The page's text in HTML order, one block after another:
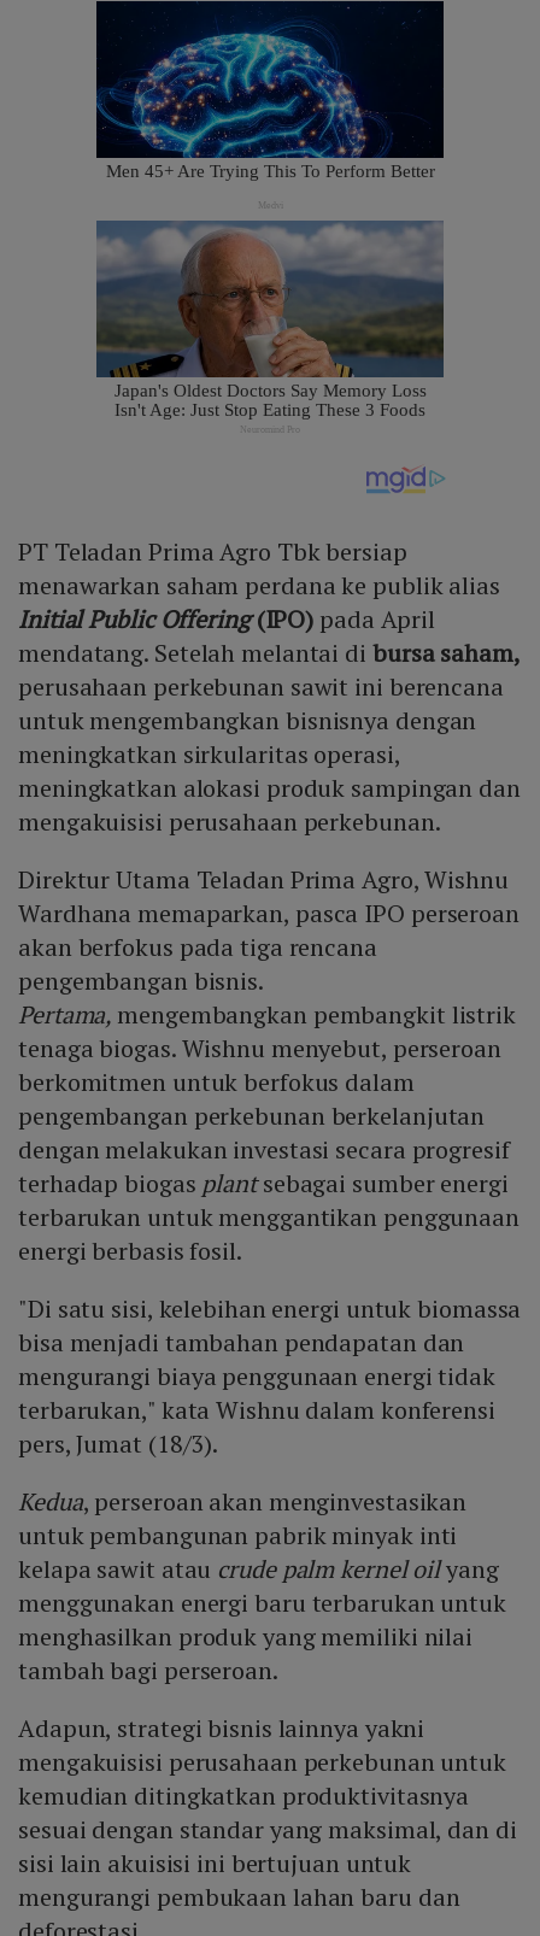
PT Teladan Prima Agro Tbk bersiap
menawarkan saham perdana ke publik alias
Initial Public Offering(IPO) pada April
mendatang. Setelah melantai di bursa saham,
perusahaan perkebunan sawit ini berencana
untuk mengembangkan bisnisnya dengan
meningkatkan sirkularitas operasi,
meningkatkan alokasi produk sampingan dan
mengakuisisi perusahaan perkebunan.
Direktur Utama Teladan Prima Agro, Wishnu
Wardhana memaparkan, pasca IPO perseroan
akan berfokus pada tiga rencana
pengembangan bisnis.
Pertama, mengembangkan pembangkit listrik
tenaga biogas. Wishnu menyebut, perseroan
berkomitmen untuk berfokus dalam
pengembangan perkebunan berkelanjutan
dengan melakukan investasi secara progresif
terhadap biogas plantsebagai sumber energi
terbarukan untuk menggantikan penggunaan
energi berbasis fosil.
"Di satu sisi, kelebihan energi untuk biomassa
bisa menjadi tambahan pendapatan dan
mengurangi biaya penggunaan energi tidak
terbarukan," kata Wishnu dalam konferensi
pers, Jumat (18/3).
Kedua, perseroan akan menginvestasikan
untuk pembangunan pabrik minyak inti
kelapa sawit atau crude palm kernel oilyang
menggunakan energi baru terbarukan untuk
menghasilkan produk yang memiliki nilai
tambah bagi perseroan.
Adapun, strategi bisnis lainnya yakni
mengakuisisi perusahaan perkebunan untuk
kemudian ditingkatkan produktivitasnya
sesuai dengan standar yang maksimal, dan di
sisi lain akuisisi ini bertujuan untuk
mengurangi pembukaan lahan baru dan